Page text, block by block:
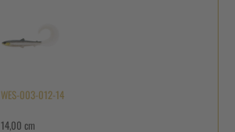
WES-003-012-14
14,00 cm